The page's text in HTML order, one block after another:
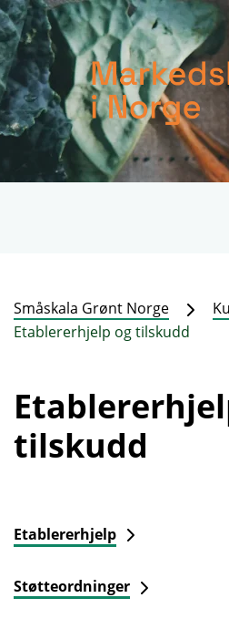
Småskala Grønt Norge
Etablererhjelp og tilskudd
tilskudd
Etablererhjelp
Støtteordninger